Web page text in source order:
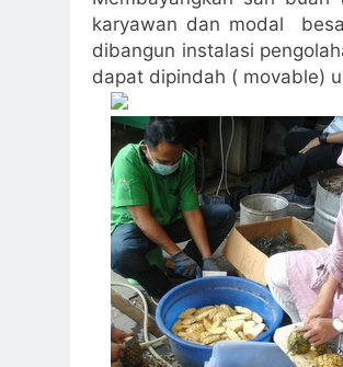
karyawan dan modal
dibangun instalasi
dapat dipindah ( movable)